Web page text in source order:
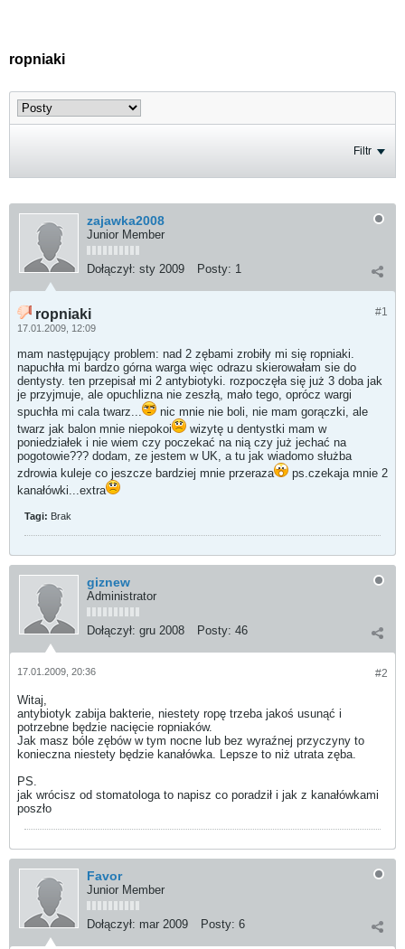
ropniaki
Filtr
zajawka2008
Junior Member
Dołączył: sty 2009 Posty: 1
#1
ropniaki
17.01.2009, 12:09
mam następujący problem: nad 2 zębami zrobiły mi się ropniaki.
napuchła mi bardzo górna warga więc odrazu skierowałam sie do
dentysty. ten przepisał mi 2 antybiotyki. rozpoczęła się już 3 doba jak
je przyjmuje, ale opuchlizna nie zeszłą, mało tego, oprócz wargi
spuchła mi cala twarz...
nic mnie nie boli, nie mam gorączki, ale
twarz jak balon mnie niepokoi
wizytę u dentystki mam w
poniedziałek i nie wiem czy poczekać na nią czy już jechać na
pogotowie??? dodam, ze jestem w UK, a tu jak wiadomo służba
zdrowia kuleje co jeszcze bardziej mnie przeraza
ps.czekaja mnie 2
kanałówki...extra
Tagi: Brak
giznew
Administrator
Dołączył: gru 2008 Posty: 46
#2
17.01.2009, 20:36
Witaj,
antybiotyk zabija bakterie, niestety ropę trzeba jakoś usunąć i
potrzebne będzie nacięcie ropniaków.
Jak masz bóle zębów w tym nocne lub bez wyraźnej przyczyny to
konieczna niestety będzie kanałówka. Lepsze to niż utrata zęba.
PS.
jak wrócisz od stomatologa to napisz co poradził i jak z kanałówkami
poszło
Favor
Junior Member
Dołączył: mar 2009 Posty: 6